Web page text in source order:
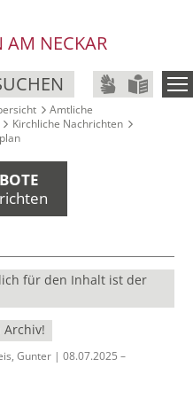
AM NECKAR
Amtliche
Kirchliche Nachrichten
für den Inhalt ist der
Gunter | 08.07.2025 –